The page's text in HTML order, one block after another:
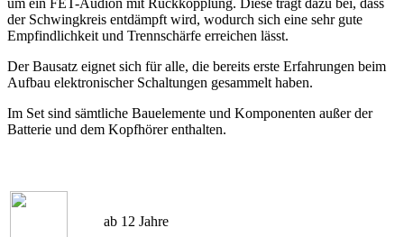
um ein FET-Audion mit Rückkopplung. Diese trägt dazu bei, dass
der Schwingkreis entdämpft wird, wodurch sich eine sehr gute
Empfindlichkeit und Trennschärfe erreichen lässt.
Der Bausatz eignet sich für alle, die bereits erste Erfahrungen beim
Aufbau elektronischer Schaltungen gesammelt haben.
Im Set sind sämtliche Bauelemente und Komponenten außer der
Batterie und dem Kopfhörer enthalten.
ab 12 Jahre